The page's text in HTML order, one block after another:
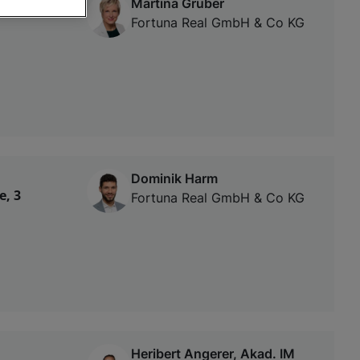
Fortuna Real GmbH & Co KG
3
Dominik Harm
Fortuna Real GmbH & Co KG
Heribert Angerer, Akad. IM
der